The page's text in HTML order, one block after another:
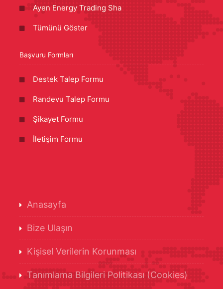
Ayen Energy Trading Sha
Tümünü Göster
Başvuru Formları
Destek Talep Formu
Randevu Talep Formu
Şikayet Formu
İletişim Formu
Anasayfa
Bize Ulaşın
Kişisel Verilerin Korunması
Tanımlama Bilgileri Politikası (Cookies)